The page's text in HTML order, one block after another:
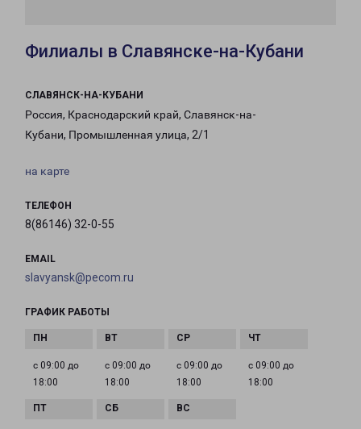
Филиалы в Славянске-на-Кубани
СЛАВЯНСК-НА-КУБАНИ
Россия, Краснодарский край, Славянск-на-
Кубани, Промышленная улица, 2/1
на карте
ТЕЛЕФОН
8(86146) 32-0-55
EMAIL
slavyansk@pecom.ru
ГРАФИК РАБОТЫ
с 09:00 до
18:00
с 09:00 до
18:00
с 09:00 до
18:00
с 09:00 до
18:00